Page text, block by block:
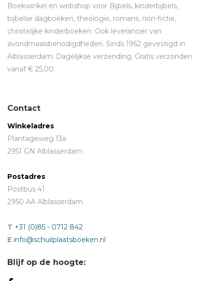
Boekwinkel en webshop voor Bijbels, kinderbijbels,
bijbelse dagboeken, theologie, romans, non-fictie,
christelijke kinderboeken. Ook leverancier van
avondmaalsbenodigdheden. Sinds 1962 gevestigd in
Alblasserdam. Dagelijkse verzending. Gratis verzonden
vanaf € 25,00.
Contact
Winkeladres
Plantageweg 13a
2951 GN Alblasserdam
Postadres
Postbus 41
2950 AA Alblasserdam
T +31 (0)85 - 0712 842
E info@schuilplaatsboeken.nl
Blijf op de hoogte: